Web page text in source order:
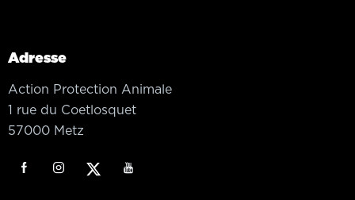
Adresse
Action Protection Animale
1 rue du Coetlosquet
57000 Metz